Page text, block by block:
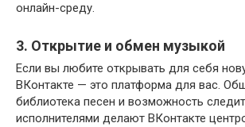
онлайн-среду.
3. Открытие и обмен музыкой
Если вы любите открывать для себя
ВКонтакте — это платформа для вас.
библиотека песен и возможность
исполнителями делают ВКонтакте